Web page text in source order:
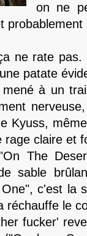
on ne
probablement
ne rate pas.
patate
mené à un
Kyuss,
rage claire et
The
sable
c'est la
réchauffe le
fucker'